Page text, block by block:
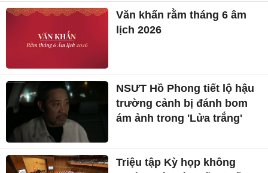
Văn khấn rằm tháng 6 âm
lịch 2026
NSƯT Hồ Phong tiết lộ hậu
trường cảnh bị đánh bom
ám ảnh trong 'Lửa trắng'
Triệu tập Kỳ họp không